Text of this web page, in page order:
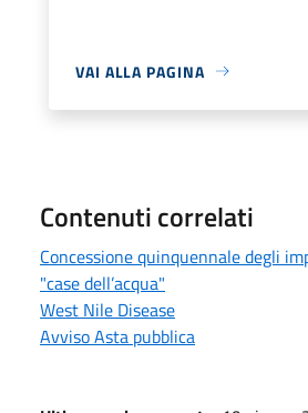
VAI ALLA PAGINA
Contenuti correlati
Concessione quinquennale degli
"case dell’acqua"
West Nile Disease
Avviso Asta pubblica